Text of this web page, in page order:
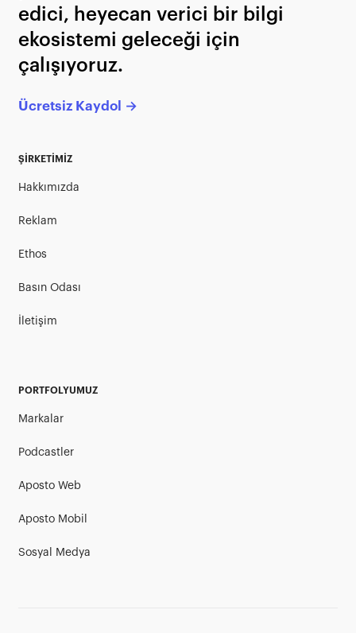
edici, heyecan verici bir bilgi
ekosistemi geleceği için
çalışıyoruz.
Ücretsiz Kaydol →
ŞİRKETİMİZ
Hakkımızda
Reklam
Ethos
Basın Odası
İletişim
PORTFOLYUMUZ
Markalar
Podcastler
Aposto Web
Aposto Mobil
Sosyal Medya